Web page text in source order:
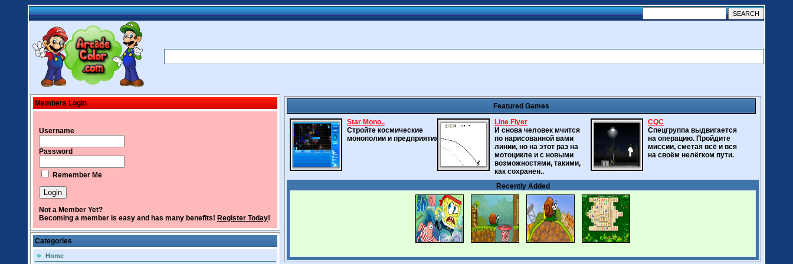
Members Login
Username
Password
Remember Me
Not a Member Yet?
Becoming a member is easy and has many benefits! Register Today!
Categories
Home
Featured Games
Star Mono..
Стройте космические
монополии и предприятия.
Line Flyer
И снова человек мчится
по нарисованной вами
линии, но на этот раз на
мотоцикле и с новыми
возможностями, такими,
как сохранен..
CQC
Спецгруппа выдвигается
на операцию. Пройдите
миссии, сметая всё и вся
на своём нелёгком пути.
Recently Added